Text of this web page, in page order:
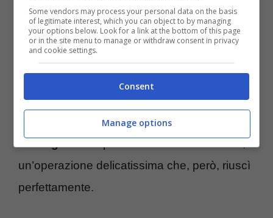
arresto cardiaco. La modella si trovava nel
Duke University Hospitaled era lì perché
aspettava aggiornamenti in merito alla salute
della sorella. Purtroppo, precedentemente,
quest’ultima stata male e nel 2021 fu
sottoposta ad un importanteintervento
un’operazione delicatissima che, però, riuscì
perfettamente.
Some vendors may process your personal data on the basis
of legitimate interest, which you can object to by managing
your options below. Look for a link at the bottom of this page
or in the site menu to manage or withdraw consent in privacy
and cookie settings.
Consent
Manage options